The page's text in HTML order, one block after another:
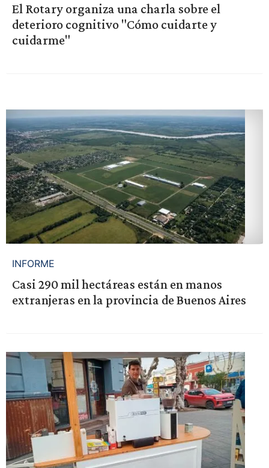
El Rotary organiza una charla sobre el
deterioro cognitivo "Cómo cuidarte y
cuidarme"
INFORME
Casi 290 mil hectáreas están en manos
extranjeras en la provincia de Buenos Aires